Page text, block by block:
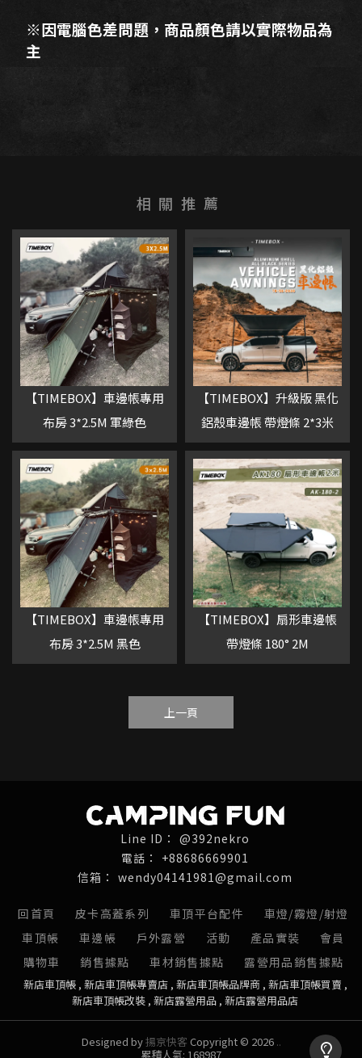
※因電腦色差問題，商品顏色請以實際物品為
主
【TIMEBOX】車邊帳專用
布房 3*2.5M 軍綠色
【TIMEBOX】升級版 黑化
鋁殼車邊帳 帶燈條 2*3米
【TIMEBOX】車邊帳專用
布房 3*2.5M 黑色
【TIMEBOX】扇形車邊帳
帶燈條 180° 2M
上一頁
@392nekro
+88686669901
wendy04141981@gmail.com
回首頁 皮卡高蓋系列 車頂平台配件
車燈/霧燈/射燈
車頂帳
車邊帳 戶外露營 活動 產品實裝
會員
購物車
銷售據點 車材銷售據點 露營用品銷售據點
新店車頂帳 新店車頂帳專賣店 新店車頂帳品牌商 新店車頂帳買賣
新店車頂帳改裝 新店露營用品 新店露營用品店
Designed by揚京快客 Copyright © 2026 ..
累積人氣: 168987